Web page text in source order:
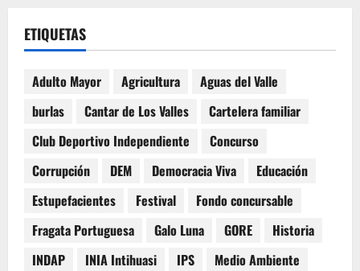
ETIQUETAS
Adulto Mayor Agricultura
Aguas del Valle
burlas
Cantar de Los Valles
Cartelera familiar
Club Deportivo Independiente
Concurso
Corrupción
DEM Democracia Viva
Educación
Estupefacientes
Festival
Fondo concursable
Fragata Portuguesa
Galo Luna GORE
Historia
INDAP
INIA Intihuasi IPS
Medio Ambiente